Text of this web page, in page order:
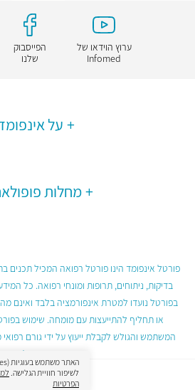
ערוץ הוידאו של
Infomed
הפייסבוק
שלנו
על
מחלות
פורטל אינפומד הינו פורטל רפואה המכיל תכנים
בדיקות, ניתוחים, תרופות ומונחי רפואה. כל
בפורטל נועדו למטרת אינפורמציה בלבד ואינם
או תחליף להתייעצות עם מומחה. שימוש
המשתמש והגולש לקבלת ייעוץ על ידי גורם
בפורטל.
לשיפור חוויית הגלישה.
הפרטיות